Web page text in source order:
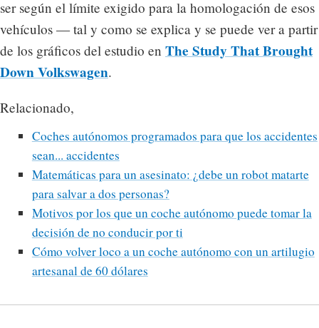
ser según el límite exigido para la homologación de esos
vehículos — tal y como se explica y se puede ver a partir
de los gráficos del estudio en The Study That Brought
Down Volkswagen.
Relacionado,
Coches autónomos programados para que los accidentes
sean... accidentes
Matemáticas para un asesinato: ¿debe un robot matarte
para salvar a dos personas?
Motivos por los que un coche autónomo puede tomar la
decisión de no conducir por ti
Cómo volver loco a un coche autónomo con un artilugio
artesanal de 60 dólares